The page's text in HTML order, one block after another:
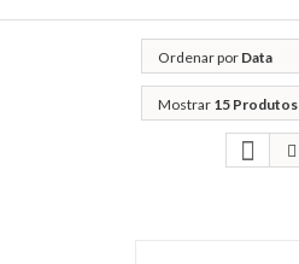
Ordenar por Data
Mostrar 15 Produtos